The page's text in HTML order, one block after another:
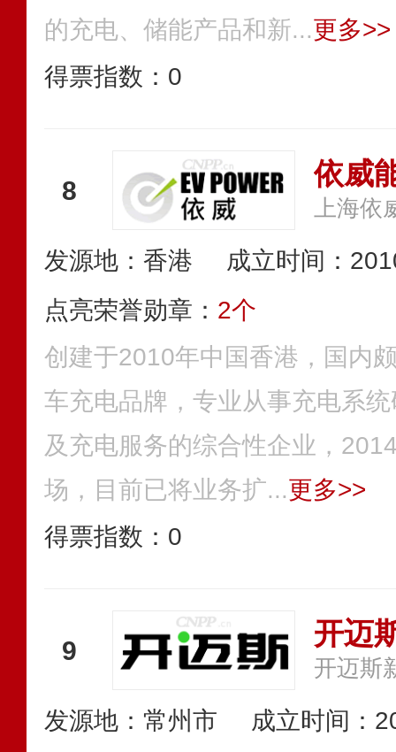
的充电、储能产品和新...更多>>
得票指数： 0
8 依威
上海依
发源地：香港
成立时间：
点亮荣誉勋章： 2个
创建于2010年中国香港，国内
车充电品牌，专业从事充电系
及充电服务的综合性企业，
场，目前已将业务扩...更多>>
得票指数： 0
9 开迈
开迈斯
发源地：常州市
成立时间：